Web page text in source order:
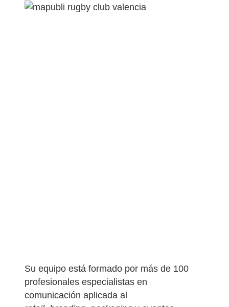
Su equipo está formado por más de 100
profesionales especialistas en
comunicación aplicada al